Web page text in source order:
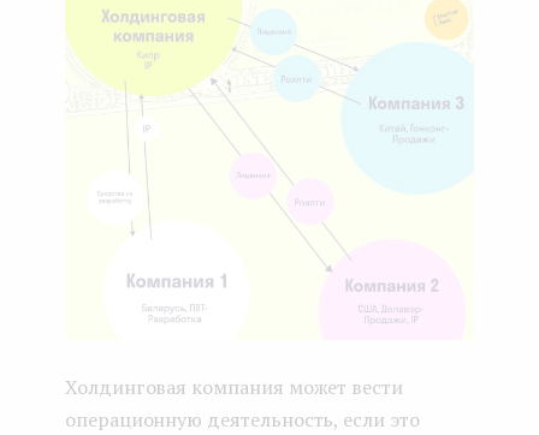
Холдинговая компания может вести
операционную деятельность, если это